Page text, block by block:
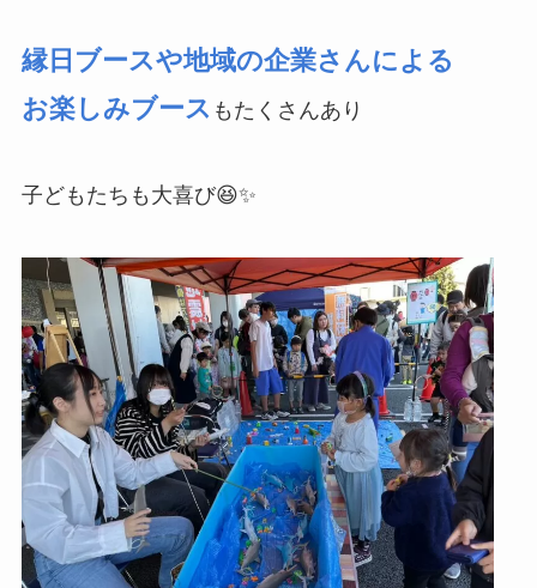
縁日ブースや地域の企業さんによる
お楽しみブース もたくさんあり
子どもたちも大喜び😆✨